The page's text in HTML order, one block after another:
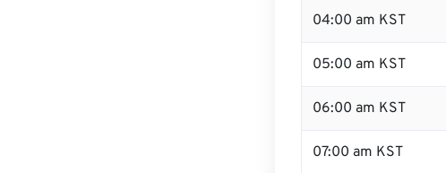
04:00 am KST
05:00 am KST
06:00 am KST
07:00 am KST